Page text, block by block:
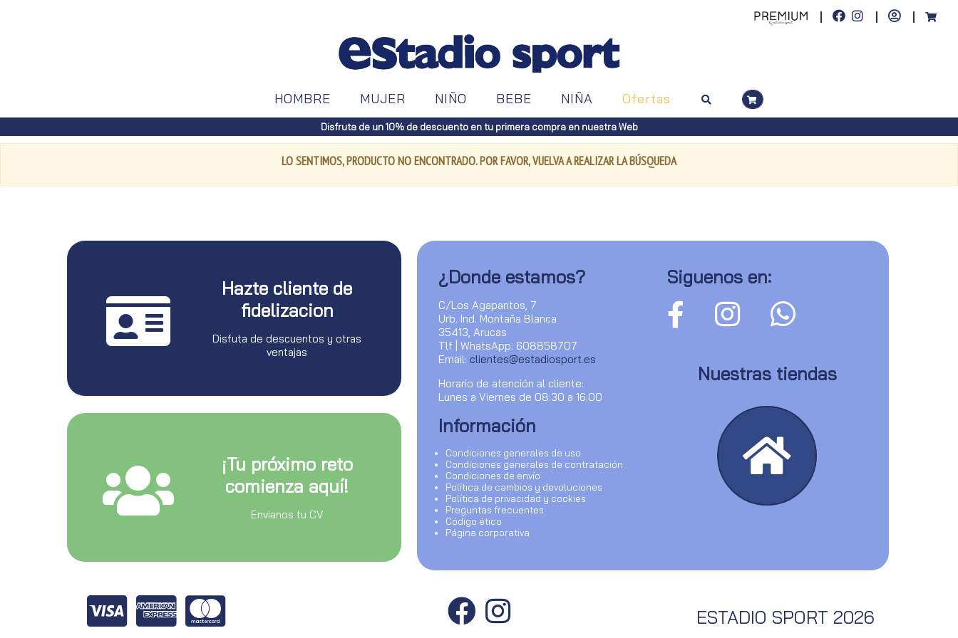
HOMBRE MUJER NIÑO BEBE NIÑA Ofertas
Disfruta de un 10% de descuento en tu primera compra en nuestra Web
LO SENTIMOS, PRODUCTO NO ENCONTRADO. POR FAVOR, VUELVA A REALIZAR LA BÚSQUEDA
Hazte cliente de
fidelizacion
Disfuta de descuentos y otras
ventajas
¡Tu próximo reto
comienza aquí!
Envianos tu CV
¿Donde estamos?
C/Los Agapantos, 7
Urb. Ind. Montaña Blanca
35413, Arucas
Tlf | WhatsApp: 608858707
Email: clientes@estadiosport.es
Horario de atención al cliente:
Lunes a Viernes de 08:30 a 16:00
Información
Condiciones generales de uso
Condiciones generales de contratación
Condiciones de envío
Política de cambios y devoluciones
Política de privacidad y cookies
Preguntas frecuentes
Código ético
Página corporativa
Siguenos en:
Nuestras tiendas
ESTADIO SPORT 2026